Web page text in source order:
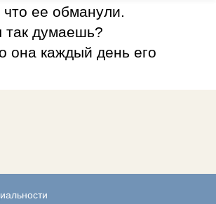
ее обманули.
думаешь?
она каждый день его